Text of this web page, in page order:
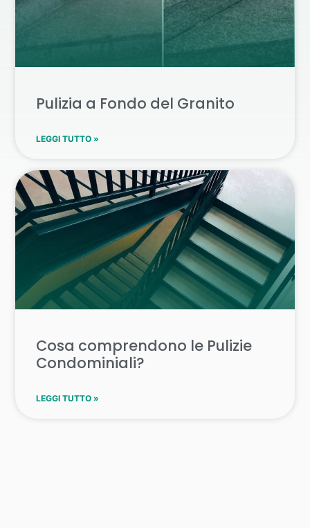
Pulizia a Fondo del Granito
LEGGI TUTTO »
Cosa comprendono le Pulizie
Condominiali?
LEGGI TUTTO »